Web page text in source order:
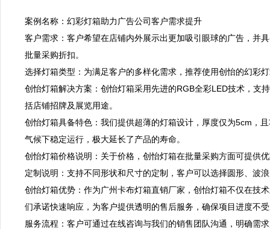
案例名称：幻彩灯箱助力广告公司客户需求提升
客户需求：客户希望在店铺内外展示出更加吸引眼球的广告，并
批量采购折扣。
选择灯箱类型：为满足客户的多样化需求，推荐使用创怡的幻彩
创怡灯箱解决方案：创怡灯箱采用先进的RGB全彩LED技术，支
括店铺招牌及展览用途。
创怡灯箱具备特色：我们提供超薄的灯箱设计，厚度仅为5cm，
气候下稳定运行，极大延长了产品的寿命。
创怡灯箱价格说明：关于价格，创怡灯箱在批量采购方面可提供
定制说明：支持不同形状和尺寸的定制，客户可以选择圆形、波
创怡灯箱优势：作为广州卡布灯箱直销厂家，创怡灯箱不仅在技
们承诺快速响应，为客户提供透明的售后服务，确保项目进度不
服务流程：客户可通过在线咨询与我们的销售团队沟通，明确需